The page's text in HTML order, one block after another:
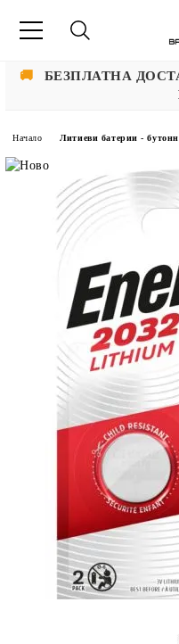
🚚 БЕЗПЛАТНА
Начало Литиеви батерии -